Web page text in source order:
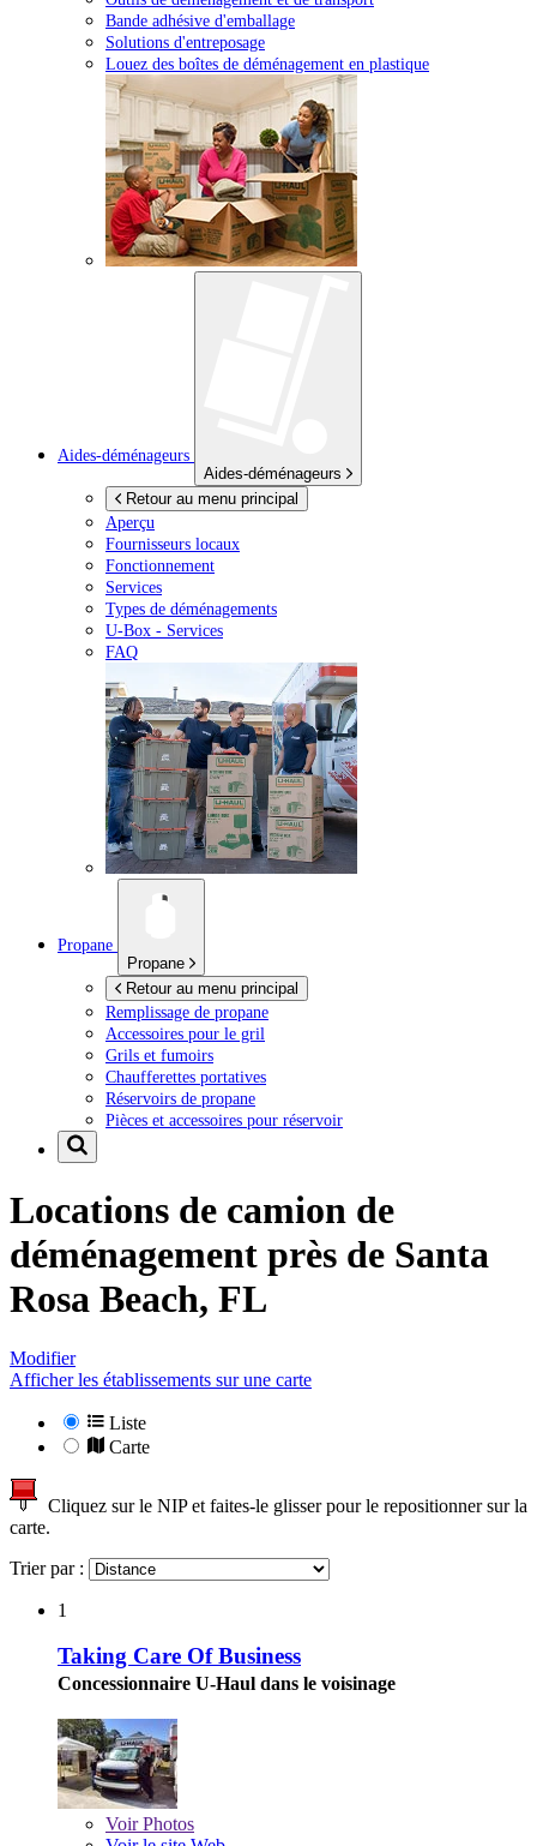
Bande adhésive d'emballage
Solutions d'entreposage
Louez des boîtes de déménagement en plastique
Aides-déménageurs
Aides-déménageurs
Retour au menu principal
Aperçu
Fournisseurs locaux
Fonctionnement
Services
Types de déménagements
U-Box - Services
FAQ
Propane
Propane
Retour au menu principal
Remplissage de propane
Accessoires pour le gril
Grils et fumoirs
Chaufferettes portatives
Réservoirs de propane
Pièces et accessoires pour réservoir
Locations de camion de
déménagement près de Santa
Rosa Beach, FL
Modifier
Afficher les établissements sur une carte
Liste
Carte
Cliquez sur le NIP et faites-le glisser pour le repositionner sur la
carte.
Trier par :
1
Taking Care Of Business
Concessionnaire U-Haul dans le voisinage
VoirPhotos